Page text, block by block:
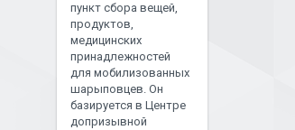
пункт сбора вещей,
продуктов,
медицинских
принадлежностей
для мобилизованных
шарыповцев. Он
базируется в Центре
допризывной